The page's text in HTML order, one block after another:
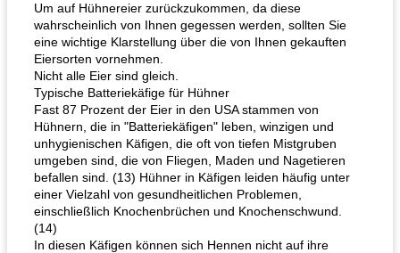
Um auf Hühnereier zurückzukommen, da diese
wahrscheinlich von Ihnen gegessen werden, sollten Sie
eine wichtige Klarstellung über die von Ihnen gekauften
Eiersorten vornehmen.
Nicht alle Eier sind gleich.
Typische Batteriekäfige für Hühner
Fast 87 Prozent der Eier in den USA stammen von
Hühnern, die in "Batteriekäfigen" leben, winzigen und
unhygienischen Käfigen, die oft von tiefen Mistgruben
umgeben sind, die von Fliegen, Maden und Nagetieren
befallen sind. (13) Hühner in Käfigen leiden häufig unter
einer Vielzahl von gesundheitlichen Problemen,
einschließlich Knochenbrüchen und Knochenschwund.
(14)
In diesen Käfigen können sich Hennen nicht auf ihre